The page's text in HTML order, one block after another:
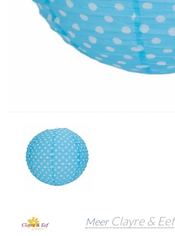
Meer Clayre & Eef